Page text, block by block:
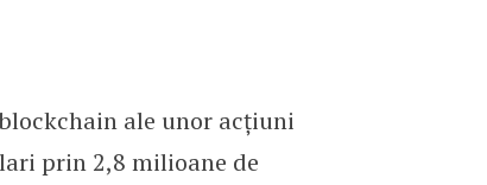
de 5,5 mld. USD. AI și
ale unor acțiuni
prin 2,8 milioane de